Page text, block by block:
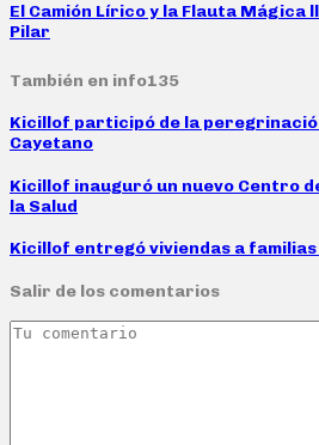
El Camión Lírico y la Flauta Mágica
Pilar
También en info135
Kicillof participó de la
Cayetano
Kicillof inauguró un nuevo Centro
la Salud
Kicillof entregó viviendas a
Salir de los comentarios